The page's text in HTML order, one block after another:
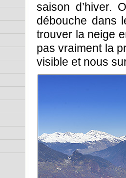
saison d’hiver.
débouche dans
trouver la neige
pas vraiment la
visible et nous